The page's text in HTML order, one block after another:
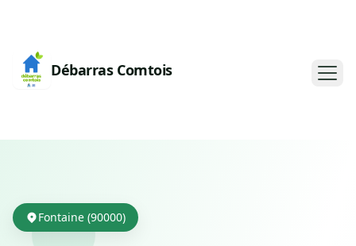
Débarras Comtois
Fontaine (90000)